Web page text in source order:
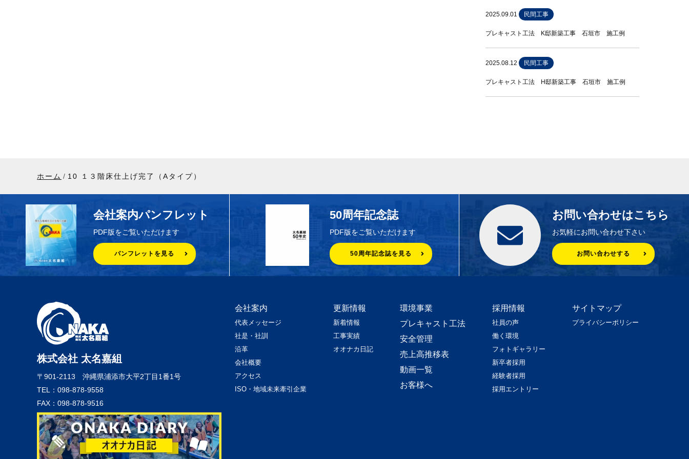
2025.09.01 民間工事
プレキャスト工法 K邸新築工事 石垣市 施工例
2025.08.12 民間工事
プレキャスト工法 H邸新築工事 石垣市 施工例
ホーム 10 １３階床仕上げ完了（Aタイプ）
会社案内パンフレット
PDF版をご覧いただけます
パンフレットを見る
50周年記念誌
PDF版をご覧いただけます
50周年記念誌を見る
お問い合わせはこちら
お気軽にお問い合わせ下さい
お問い合わせする
株式会社 太名嘉組
〒901-2113 沖縄県浦添市大平2丁目1番1号
TEL：098-878-9558
FAX：098-878-9516
会社案内
代表メッセージ
社是・社訓
沿革
会社概要
アクセス
ISO・地域未来牽引企業
更新情報
新着情報
工事実績
オオナカ日記
環境事業
プレキャスト工法
安全管理
売上高推移表
動画一覧
お客様へ
採用情報
社員の声
働く環境
フォトギャラリー
新卒者採用
経験者採用
採用エントリー
サイトマップ
プライバシーポリシー